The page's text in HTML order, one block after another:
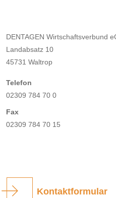
DENTAGEN Wirtschaftsverbund
Landabsatz 10
45731 Waltrop
Telefon
02309 784 70 0
Fax
02309 784 70 15
Kontaktformular